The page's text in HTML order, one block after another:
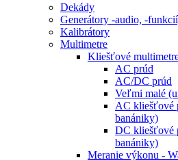
Dekády
Generátory -audio, -
Kalibrátory
Multimetre
Kliešťové
AC prúd
AC/DC prúd
Veľmi malé
AC kliešťové
banániky)
DC kliešťové
banániky)
Meranie výkonu -